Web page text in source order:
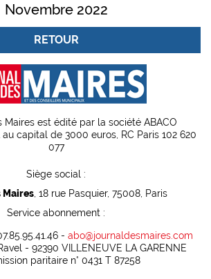
Novembre 2022
RETOUR
Maires est édité par la société ABACO
au capital de 3000 euros, RC Paris 102 620
077
Siège social :
, 18 rue Pasquier, 75008, Paris
Service abonnement :
- abo@journaldesmaires.com
- 92390 VILLENEUVE LA GARENNE
paritaire n° 0431 T 87258